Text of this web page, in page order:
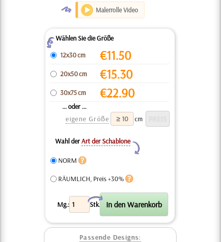
O Malerrolle Video
ZWählen Sie die Größe
12x30 cm
€11.50
20x50 cm €15.30
30x75 cm €22.90
... oder ...
eigene Größe
cm
Wahl derArt der Schablone
Y
NORM
RÄUMLICH, Preis +30%
Mg.: Stk.
X
Passende Designs: